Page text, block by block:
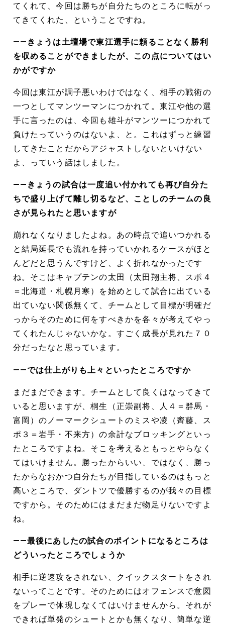
てくれて、今回は勝ちが自分たちのところに転がっ
てきてくれた、ということですね。
――きょうは土壇場で東江選手に頼ることなく勝利
を収めることができましたが、この点についてはい
かがですか
今回は東江が調子悪いわけではなく、相手の戦術の
一つとしてマンツーマンにつかれて。東江や他の選
手に言ったのは、今回も雄斗がマンツーにつかれて
負けたっていうのはないよ、と。これはずっと練習
してきたことだからアジャストしないといけない
よ、っていう話はしました。
――きょうの試合は一度追い付かれても再び自分た
ちで盛り上げて離し切るなど、ことしのチームの良
さが見られたと思いますが
崩れなくなりましたよね。あの時点で追いつかれる
と結局延長でも流れを持っていかれるケースがほと
んどだと思うんですけど、よく折れなかったです
ね。そこはキャプテンの太田（太田翔主将、スポ４
＝北海道・札幌月寒）を始めとして試合に出ている
出ていない関係無くて、チームとして目標が明確だ
っからそのために何をすべきかを各々が考えてやっ
てくれたんじゃないかな。すごく成長が見れた７０
分だったなと思っています。
――では仕上がりも上々といったところですか
まだまだできます。チームとして良くはなってきて
いると思いますが、桐生（正崇副将、人４＝群馬・
富岡）のノーマークシュートのミスや凌（齊藤、ス
ポ３＝岩手・不来方）の余計なブロッキングといっ
たところですよね。そこを考えるともっとやらなく
てはいけません。勝ったからいい、ではなく、勝っ
たからなおかつ自分たちが目指しているのはもっと
高いところで、ダントツで優勝するのが我々の目標
ですから。そのためにはまだまだ物足りないですよ
ね。
――最後にあしたの試合のポイントになるところは
どういったところでしょうか
相手に逆速攻をされない、クイックスタートをされ
ないってことです。そのためにはオフェンスで意図
をプレーで体現しなくてはいけませんから。それが
できれば単発のシュートとかも無くなり、簡単な逆